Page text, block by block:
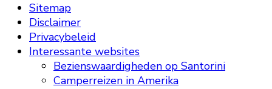
Sitemap
Disclaimer
Privacybeleid
Interessante websites
Bezienswaardigheden op Santorini
Camperreizen in Amerika